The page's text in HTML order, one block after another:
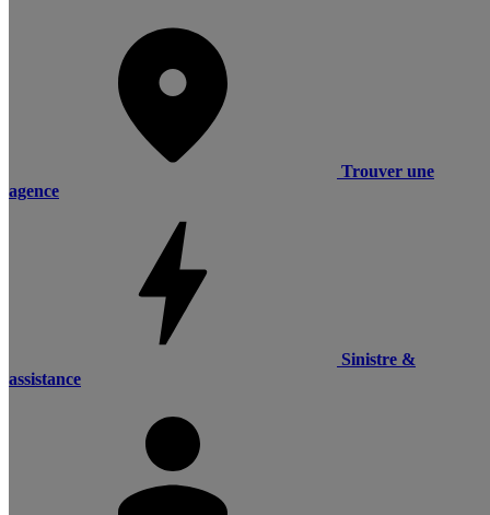
Trouver une
agence
Sinistre &
assistance